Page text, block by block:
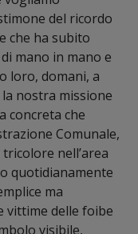
del ricordo
che ha subito
mano in mano e
loro, domani, a
nostra missione
concreta che
Comunale,
nell’area
quotidianamente
ma
vittime delle foibe
visibile,